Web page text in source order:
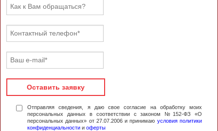
Оставить заявку
Отправляя сведения, я даю свое согласие на обработку моих
персональных данных в соответствии с законом №152-ФЗ «О
персональных данных» от 27.07.2006 и принимаю условия политики
конфиденциальности и оферты